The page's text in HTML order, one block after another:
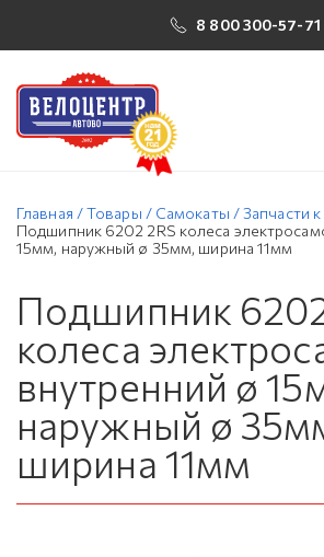
8 800 300-57-71
Главная /Товары / Самокаты /Запчасти
Подшипник 6202 2RS колеса
15мм, наружный ø 35мм, ширина 11мм
Подшипник
колеса
внутренний ø
наружный ø
ширина 11мм